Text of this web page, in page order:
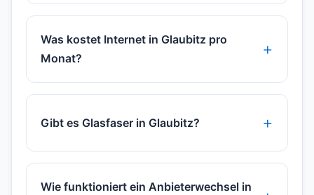
Was kostet Internet in Glaubitz pro
Monat?
Gibt es Glasfaser in Glaubitz?
Wie funktioniert ein Anbieterwechsel in